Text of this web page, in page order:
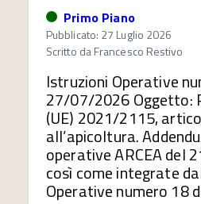
Primo Piano
Pubblicato: 27 Luglio 2026
Scritto daFrancesco Restivo
Istruzioni Operative
27/07/2026 Oggetto:
(UE) 2021/2115,
all’apicoltura.
operative ARCEA del
così come integrate
Operative numero 18